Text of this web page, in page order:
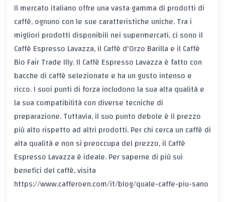
Il mercato italiano offre una vasta gamma di prodotti di
caffè, ognuno con le sue caratteristiche uniche. Tra i
migliori prodotti disponibili nei supermercati, ci sono il
Caffè Espresso Lavazza, il Caffè d'Orzo Barilla e il Caffè
Bio Fair Trade Illy. Il Caffè Espresso Lavazza è fatto con
bacche di caffè selezionate e ha un gusto intenso e
ricco. I suoi punti di forza includono la sua alta qualità e
la sua compatibilità con diverse tecniche di
preparazione. Tuttavia, il suo punto debole è il prezzo
più alto rispetto ad altri prodotti. Per chi cerca un caffè di
alta qualità e non si preoccupa del prezzo, il Caffè
Espresso Lavazza è ideale. Per saperne di più sui
benefici del caffè, visita
https://www.cafferoen.com/it/blog/quale-caffe-piu-sano